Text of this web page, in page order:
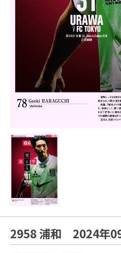
2958 浦和 2024年